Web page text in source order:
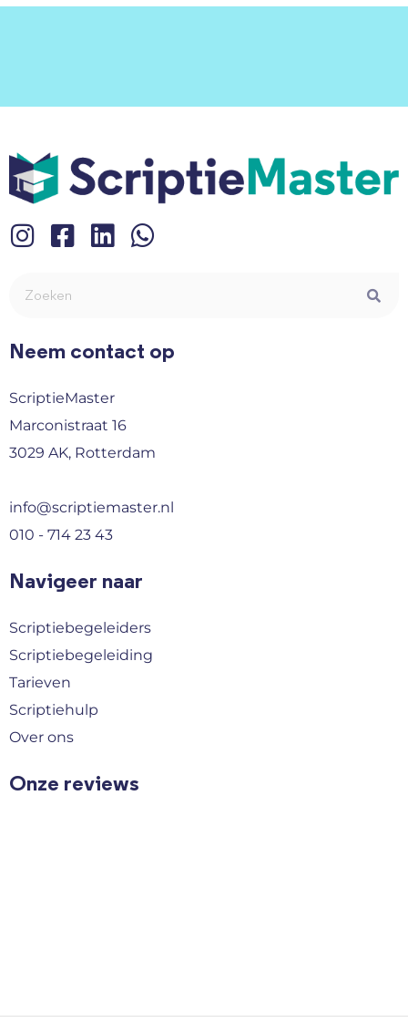
Neem contact op
ScriptieMaster
Marconistraat 16
3029 AK, Rotterdam
info@scriptiemaster.nl
010 - 714 23 43
Navigeer naar
Scriptiebegeleiders
Scriptiebegeleiding
Tarieven
Scriptiehulp
Over ons
Onze reviews